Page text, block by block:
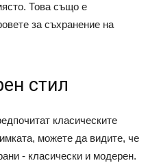
Това също е
за съхранение на
стил
класическите
можете да видите, че
- класически и модерен.